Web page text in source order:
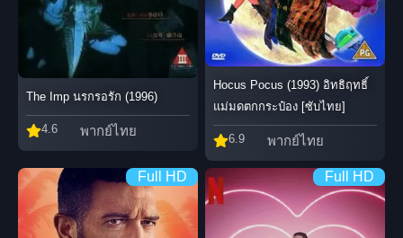
The Imp นรกรอรัก (1996)
4.6 พากย์ไทย
Hocus Pocus (1993) อิทธิฤทธิ์
แม่มดตกกระป๋อง [ซับไทย]
6.9 พากย์ไทย
Full HD Full HD